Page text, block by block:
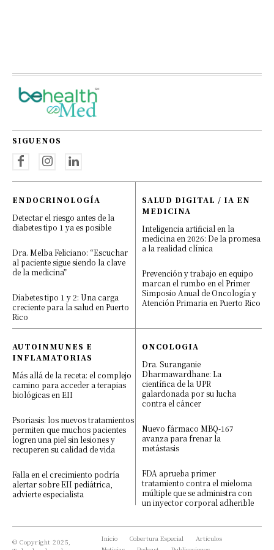
BIENVENIDO A LA COMUNIDAD
DE BEHEALTH MED
QUIERO REGISTRARME, ES GRATIS
SIGUENOS
ENDOCRINOLOGÍA
Detectar el riesgo antes de la
diabetes tipo 1 ya es posible
Dra. Melba Feliciano: “Escuchar
al paciente sigue siendo la clave
de la medicina”
Diabetes tipo 1 y 2: Una carga
creciente para la salud en Puerto
Rico
SALUD DIGITAL / IA EN
MEDICINA
Inteligencia artificial en la
medicina en 2026: De la promesa
a la realidad clínica
Prevención y trabajo en equipo
marcan el rumbo en el Primer
Simposio Anual de Oncología y
Atención Primaria en Puerto Rico
AUTOINMUNES E
INFLAMATORIAS
Más allá de la receta: el complejo
camino para acceder a terapias
biológicas en EII
Psoriasis: los nuevos tratamientos
permiten que muchos pacientes
logren una piel sin lesiones y
recuperen su calidad de vida
Falla en el crecimiento podría
alertar sobre EII pediátrica,
advierte especialista
ONCOLOGIA
Dra. Suranganie
Dharmawardhane: La
científica de la UPR
galardonada por su lucha
contra el cáncer
Nuevo fármaco MBQ-167
avanza para frenar la
metástasis
FDA aprueba primer
tratamiento contra el mieloma
múltiple que se administra con
un inyector corporal adherible
© Copyright 2025,
Inicio Cobertura Especial
Artículos